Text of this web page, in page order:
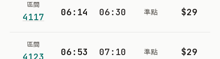
區間
4117 06:14 06:30 準點 $29
區間
06:53 07:10 準點 $29